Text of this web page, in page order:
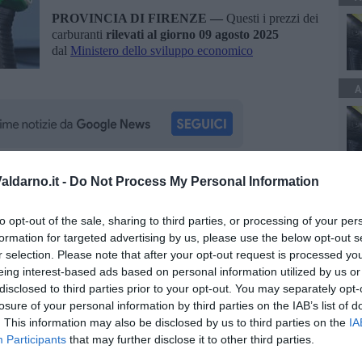
- Do Not Process My Personal Information
opt-out of the sale, sharing to third parties, or processing of your
for targeted advertising by us, please use the below opt-out
selection. Please note that after your opt-out request is processed
interest-based ads based on personal information utilized by us
to third parties prior to your opt-out. You may separately
of your personal information by third parties on the IAB’s list of
This information may also be disclosed by us to third parties on the
Participants that may further disclose it to other third parties.
PROVINCIA DI FIRENZE — Questi i prezzi dei
carburanti rilevati al giorno 09 agosto 2025
dal Ministero dello sviluppo economico
iscriviti allaNewsletter QUInews - ToscanaMedia.
nella tua casella di posta.
ministero dello sviluppo economico